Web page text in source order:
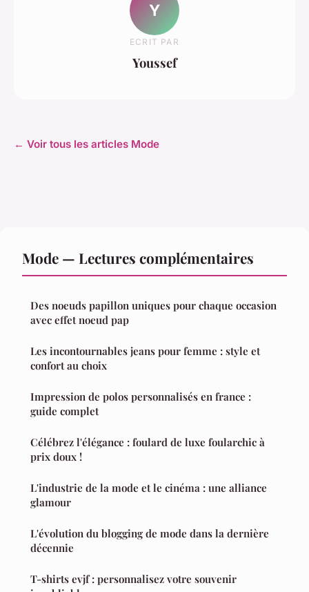
Y
ECRIT PAR
Youssef
← Voir tous les articles Mode
Mode — Lectures complémentaires
Des noeuds papillon uniques pour chaque occasion
avec effet noeud pap
Les incontournables jeans pour femme : style et
confort au choix
Impression de polos personnalisés en france :
guide complet
Célébrez l'élégance : foulard de luxe foularchic à
prix doux !
L'industrie de la mode et le cinéma : une alliance
glamour
L'évolution du blogging de mode dans la dernière
décennie
T-shirts evjf : personnalisez votre souvenir